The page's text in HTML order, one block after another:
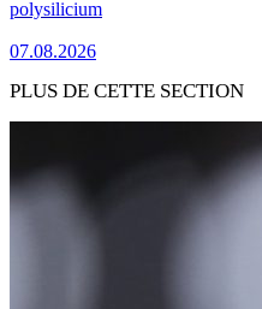
polysilicium
07.08.2026
PLUS DE CETTE SECTION